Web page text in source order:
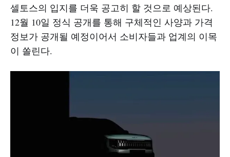
셀토스의 입지를 더욱 공고히 할 것으로 예상된다.
12월 10일 정식 공개를 통해 구체적인 사양과 가격
정보가 공개될 예정이어서 소비자들과 업계의 이목
이 쏠린다.